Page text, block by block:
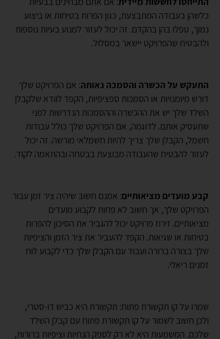
כלשהן בעבודה המתבצעת, כגון הפרות בטיחות או ביצוע
נמוך, טפלו בהן בהקדם. זה יכול לעזור למנוע בעיות נוספות
ולהבטיח שהפרויקט יישאר במסלול.
התעקש על הכשרה והסמכה נאותה: אם הפרויקט שלך
דורש מיומנויות או הסמכות ספציפיות, הקפד לוודא שלקבלן
השלד שלך יש את ההכשרה וההסמכות הנדרשות לפני
שתעסיק אותם. לדוגמה, אם הפרויקט שלך כולל עבודות
חשמל, הקבלן שלך צריך להיות חשמלאי מורשה. זה יכול
לעזור להבטיח שהעבודה מבוצעת בבטחה ובהתאמה לקוד.
קבע מועדים מציאותיים: אמנם חשוב שיהיה ציר זמן עבור
הפרויקט שלך, אך חשוב לא פחות לקבוע מועדים
מציאותיים. זירוז פרויקט יכול להגביר את הסיכון להפרות
בטיחות או שגיאות. הקפד להעביר את ציר הזמן והציפיות
שלך בצורה ברורה ועבוד עם הקבלן שלך כדי לקבוע לוח
זמנים ריאלי.
שמרו על קו תקשורת פתוח: תקשורת היא כביש דו-סטרי,
ולכן חשוב לשמור על קו תקשורת פתוח עם קבלן השלד
שלכם. המשמעות היא לא רק לספק הנחיות וציפיות ברורות,